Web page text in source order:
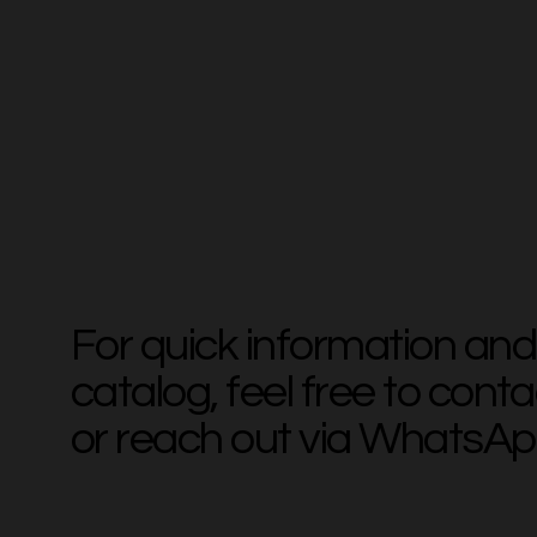
For quick information
catalog, feel free to
or reach out via